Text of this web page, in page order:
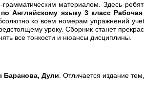
материалом. Здесь
Английскому языку 3 класс
ко всем номерам упражнений
уроку. Сборник станет
все тонкости и нюансы дисциплины.
Баранова, Дули . Отличается издание